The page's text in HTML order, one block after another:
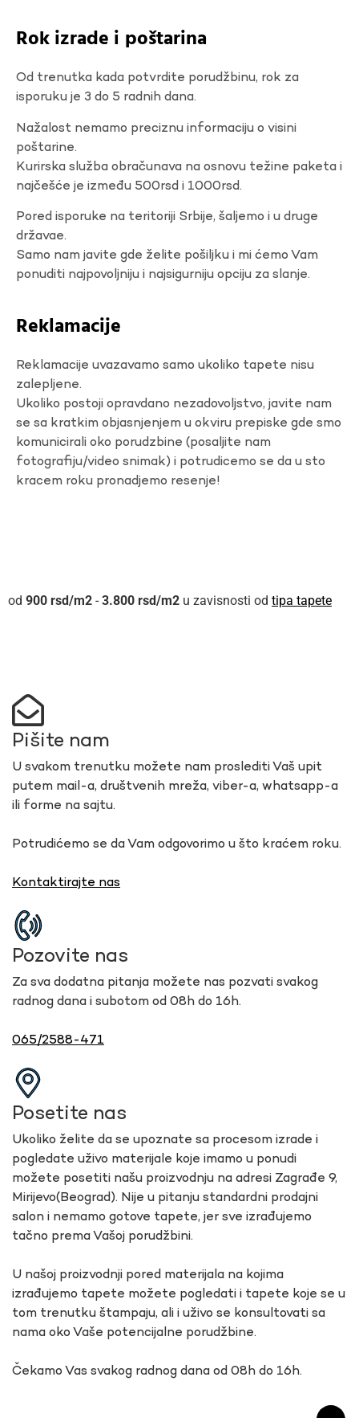
Rok izrade i poštarina
Od trenutka kada potvrdite porudžbinu, rok za
isporuku je 3 do 5 radnih dana.
Nažalost nemamo preciznu informaciju o visini
poštarine.
Kurirska služba obračunava na osnovu težine paketa i
najčešće je između 500rsd i 1000rsd.
Pored isporuke na teritoriji Srbije, šaljemo i u druge
državae.
Samo nam javite gde želite pošiljku i mi ćemo Vam
ponuditi najpovoljniju i najsigurniju opciju za slanje.
Reklamacije
Reklamacije uvazavamo samo ukoliko tapete nisu
zalepljene.
Ukoliko postoji opravdano nezadovoljstvo, javite nam
se sa kratkim objasnjenjem u okviru prepiske gde smo
komunicirali oko porudzbine (posaljite nam
fotografiju/video snimak) i potrudicemo se da u sto
kracem roku pronadjemo resenje!
900 rsd - 3.800 rsd u zavisnosti od tipa tapete
Pišite nam
U svakom trenutku možete nam proslediti Vaš upit
putem mail-a, društvenih mreža, viber-a, whatsapp-a
ili forme na sajtu.
Potrudićemo se da Vam odgovorimo u što kraćem roku.
Kontaktirajte nas
Pozovite nas
Za sva dodatna pitanja možete nas pozvati svakog
radnog dana i subotom od 08h do 16h.
065/2588-471
Posetite nas
Ukoliko želite da se upoznate sa procesom izrade i
pogledate uživo materijale koje imamo u ponudi
možete posetiti našu proizvodnju na adresi Zagrađe 9,
Mirijevo(Beograd). Nije u pitanju standardni prodajni
salon i nemamo gotove tapete, jer sve izrađujemo
tačno prema Vašoj porudžbini.
U našoj proizvodnji pored materijala na kojima
izrađujemo tapete možete pogledati i tapete koje se u
tom trenutku štampaju, ali i uživo se konsultovati sa
nama oko Vaše potencijalne porudžbine.
Čekamo Vas svakog radnog dana od 08h do 16h.